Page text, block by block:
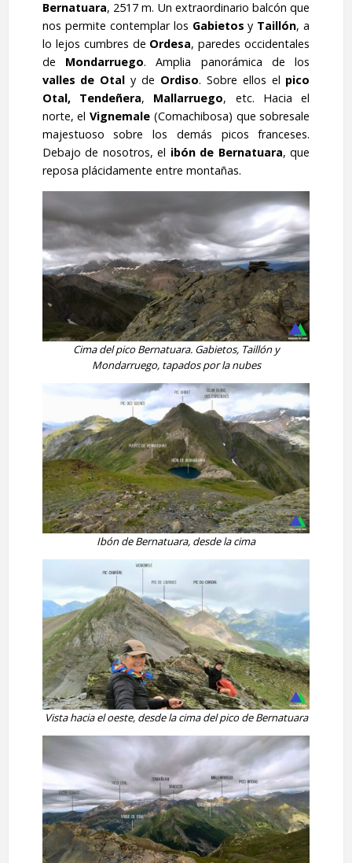
Bernatuara, 2517 m. Un extraordinario balcón que
nos permite contemplar los Gabietos y Taillón, a
lo lejos cumbres de Ordesa, paredes occidentales
de Mondarruego. Amplia panorámica de los
valles de Otal y de Ordiso. Sobre ellos el pico
Otal,
Tendeñera, Mallarruego, etc. Hacia el
norte, elVignemale (Comachibosa) que sobresale
majestuoso sobre los demás picos franceses.
Debajo de nosotros, el ibón de Bernatuara, que
reposa plácidamente entre montañas.
Cima del pico Bernatuara. Gabietos, Taillón y
Mondarruego, tapados por la nubes
Ibón de Bernatuara, desde la cima
Vista hacia el oeste, desde la cima del pico de Bernatuara